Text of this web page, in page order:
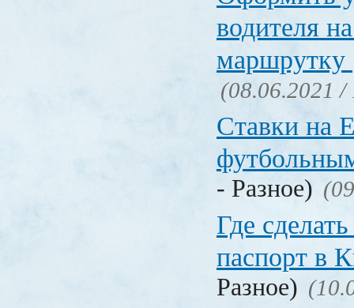
водителя
маршрутку
(08.06.2021 /
Ставки на
- Разное)
Где
паспорт в
Разное)